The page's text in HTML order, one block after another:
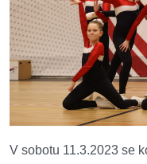
V sobotu 11.3.2023 se